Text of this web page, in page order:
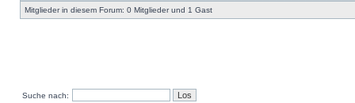
Mitglieder in diesem Forum: 0 Mitglieder und 1 Gast
Suche nach: